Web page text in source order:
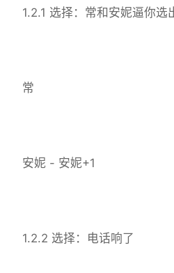
1.2.1 选择：常和安妮逼你选
常
安妮 - 安妮+1
1.2.2 选择：电话响了